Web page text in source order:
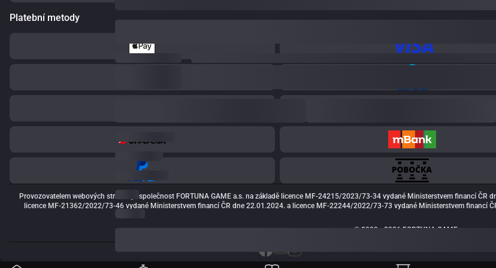
Platební metody
Provozovatelem webových stránek je společnost FORTUNA GAME a.s. na základě licence MF-24215/2023/73-34 vydané Ministerstvem financí
licence MF-21362/2022/73-46 vydané Ministerstvem financí ČR dne 22.01.2024. a licence MF-22244/2022/73-73 vydané Ministerstvem financí
© 2009 - 2026 FORTUNA GAME a.s.